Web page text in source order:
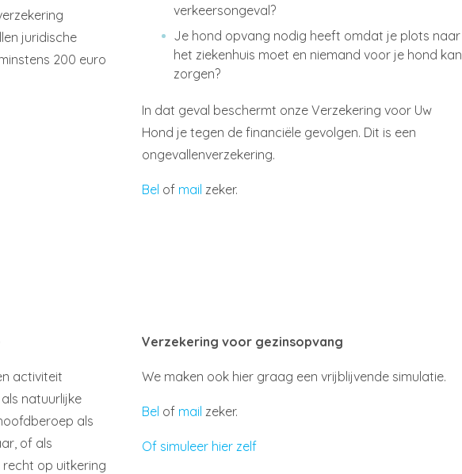
juridische
200 euro
verkeersongeval?
Je hond opvang nodig heeft omdat je plots naar
het ziekenhuis moet en niemand voor je hond kan
zorgen?
In dat geval beschermt onze Verzekering voor Uw
Hond je tegen de financiële gevolgen. Dit is een
ongevallenverzekering.
Bel of mail zeker.
activiteit
natuurlijke
als
of als
op uitkering
Verzekering voor gezinsopvang
We maken ook hier graag een vrijblijvende simulatie.
Bel of mail zeker.
Of simuleer hier zelf